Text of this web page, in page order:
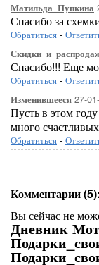
Матильда_Пупкина
Спасибо за
Обратиться -
Спасибо!!! Еще
Обратиться -
Изменившееся 27-
Пусть в этом
много
Обратиться -
Комментарии (5):
Вы сейчас не
Дневник